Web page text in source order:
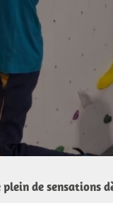
de sensations